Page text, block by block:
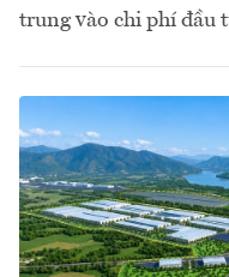
trung vào chi phí đầu